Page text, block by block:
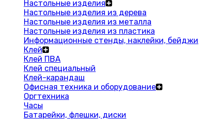
Настольные изделия
Настольные изделия из дерева
Настольные изделия из металла
Настольные изделия из пластика
Информационные стенды, наклейки, бейджи
Клей
Клей ПВА
Клей специальный
Клей-карандаш
Офисная техника и оборудование
Оргтехника
Часы
Батарейки, флешки, диски